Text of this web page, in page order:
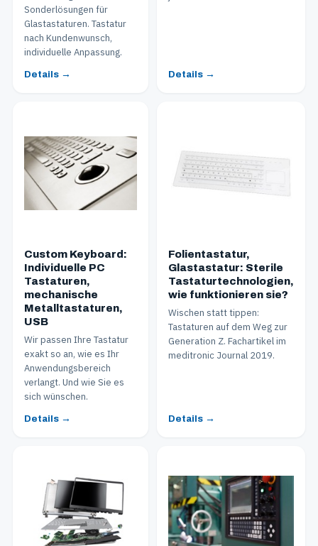
Sonderlösungen für
Glastastaturen. Tastatur
nach Kundenwunsch,
individuelle Anpassung.
Details → Details →
Custom Keyboard:
Individuelle PC
Tastaturen,
mechanische
Metalltastaturen,
USB
Wir passen Ihre Tastatur
exakt so an, wie es Ihr
Anwendungsbereich
verlangt. Und wie Sie es
sich wünschen.
Details →
Folientastatur,
Glastastatur: Sterile
Tastaturtechnologien,
wie funktionieren sie?
Wischen statt tippen:
Tastaturen auf dem Weg zur
Generation Z. Fachartikel im
meditronic Journal 2019.
Details →